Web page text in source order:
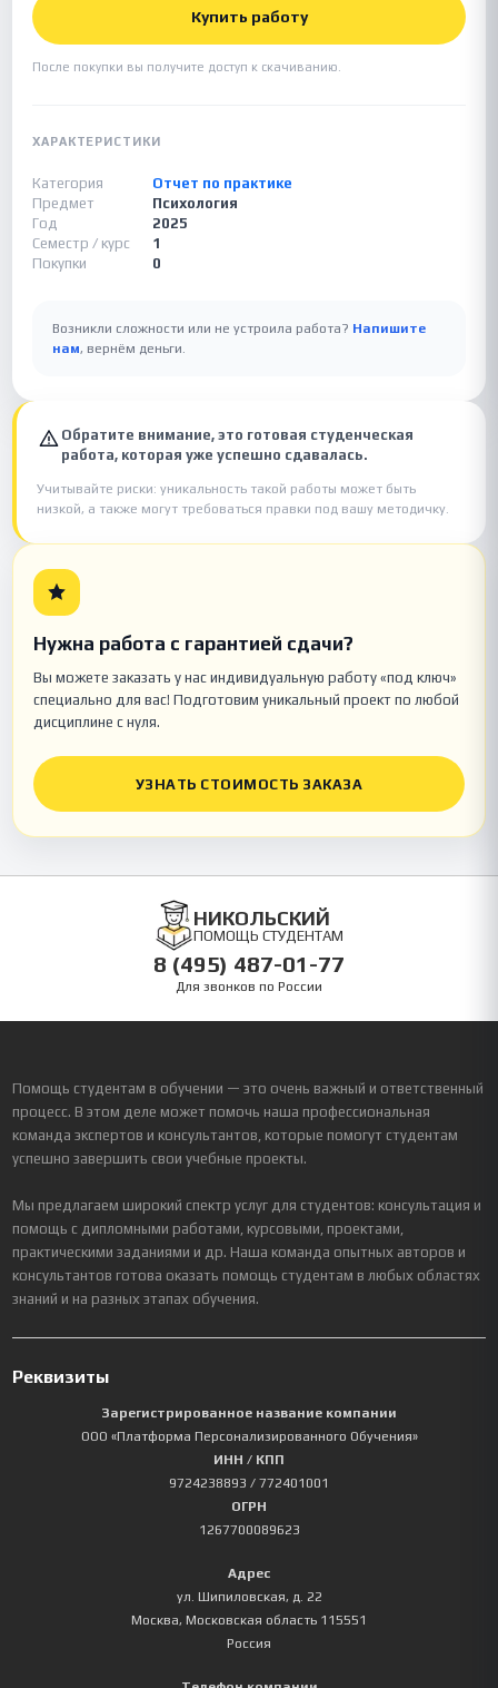
Купить работу
После покупки вы получите доступ к скачиванию.
ХАРАКТЕРИСТИКИ
Категория
Отчет по практике
Предмет
Психология
Год
2025
Семестр / курс
1
Покупки
0
Возникли сложности или не устроила работа? Напишите
нам, вернём деньги.
Обратите внимание, это готовая студенческая
работа, которая уже успешно сдавалась.
Учитывайте риски: уникальность такой работы может быть
низкой, а также могут требоваться правки под вашу методичку.
Нужна работа с гарантией сдачи?
Вы можете заказать у нас индивидуальную работу «под ключ»
специально для вас! Подготовим уникальный проект по любой
дисциплине с нуля.
УЗНАТЬ СТОИМОСТЬ ЗАКАЗА
НИКОЛЬСКИЙ
ПОМОЩЬ СТУДЕНТАМ
8 (495) 487-01-77
Для звонков по России
Помощь студентам в обучении — это очень важный и ответственный
процесс. В этом деле может помочь наша профессиональная
команда экспертов и консультантов, которые помогут студентам
успешно завершить свои учебные проекты.
Мы предлагаем широкий спектр услуг для студентов: консультация и
помощь с дипломными работами, курсовыми, проектами,
практическими заданиями и др. Наша команда опытных авторов и
консультантов готова оказать помощь студентам в любых областях
знаний и на разных этапах обучения.
Реквизиты
Зарегистрированное название компании
ООО «Платформа Персонализированного Обучения»
ИНН / КПП
9724238893 / 772401001
ОГРН
1267700089623
Адрес
ул. Шипиловская, д. 22
Москва, Московская область 115551
Россия